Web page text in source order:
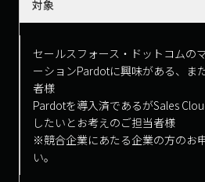
対象
セールスフォース・ドットコムの
ーションPardotに興味がある、ま
者様
Pardotを導入済であるがSales
したいとお考えのご担当者様
※競合企業にあたる企業の方のお
い。